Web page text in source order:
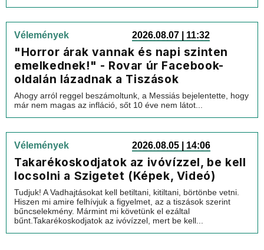
Vélemények 2026.08.07 | 11:32
"Horror árak vannak és napi szinten
emelkednek!" - Rovar úr Facebook-
oldalán lázadnak a Tiszások
Ahogy arról reggel beszámoltunk, a Messiás bejelentette, hogy
már nem magas az infláció, sőt 10 éve nem látot...
Vélemények 2026.08.05 | 14:06
Takarékoskodjatok az ivóvízzel, be kell
locsolni a Szigetet (Képek, Videó)
Tudjuk! A Vadhajtásokat kell betiltani, kitiltani, börtönbe vetni.
Hiszen mi amire felhívjuk a figyelmet, az a tiszások szerint
bűncselekmény. Mármint mi követünk el ezáltal
bűnt.Takarékoskodjatok az ivóvízzel, mert be kell...